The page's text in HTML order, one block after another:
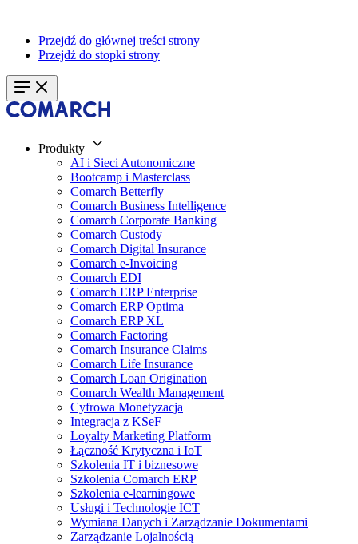
Przejdź do głównej treści strony
Przejdź do stopki strony
Produkty
AI i Sieci Autonomiczne
Bootcamp i Masterclass
Comarch Betterfly
Comarch Business Intelligence
Comarch Corporate Banking
Comarch Custody
Comarch Digital Insurance
Comarch e-Invoicing
Comarch EDI
Comarch ERP Enterprise
Comarch ERP Optima
Comarch ERP XL
Comarch Factoring
Comarch Insurance Claims
Comarch Life Insurance
Comarch Loan Origination
Comarch Wealth Management
Cyfrowa Monetyzacja
Integracja z KSeF
Loyalty Marketing Platform
Łączność Krytyczna i IoT
Szkolenia IT i biznesowe
Szkolenia Comarch ERP
Szkolenia e-learningowe
Usługi i Technologie ICT
Wymiana Danych i Zarządzanie Dokumentami
Zarządzanie Lojalnością